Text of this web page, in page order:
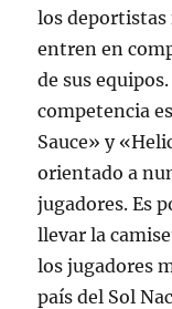
los deportistas
entren en
de sus
competencia
Sauce» y
orientado a
jugadores. Es
llevar la
los jugadores
país del Sol